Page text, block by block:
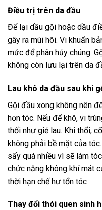
Điều trị trên da đầu
Để lại dầu gội hoặc dầu
gây ra mùi hôi. Vi khuẩn
mức để phân hủy chúng.
không còn lưu lại trên da
Lau khô da đầu sau khi
Gội đầu xong không nên
hơn tóc. Nếu để khô, vi
thối như giẻ lau. Khi thổi,
không phải bề mặt của
sấy quá nhiều vì sẽ làm
chức năng không khí mát
thời hạn chế hư tổn tóc
Thay đổi thói quen sinh